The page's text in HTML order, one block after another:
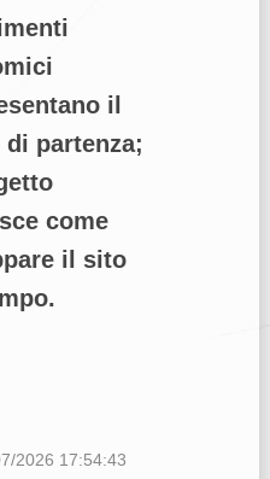
il
di partenza;
come
il sito
2026 17:54:43